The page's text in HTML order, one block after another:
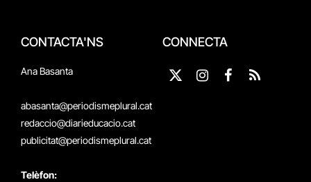
CONTACTA'NS
Ana Basanta
abasanta@periodismeplural.cat
redaccio@diarieducacio.cat
publicitat@periodismeplural.cat
Telèfon:
CONNECTA
X
Instagram
Facebook
RSS